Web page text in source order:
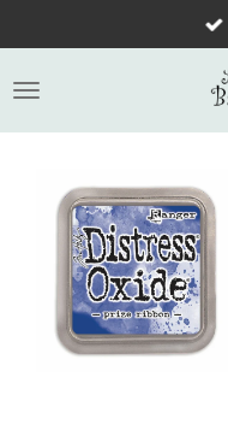
Hauptinhalt
springen